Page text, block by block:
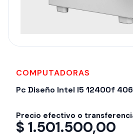
COMPUTADORAS
Pc Diseño Intel I5 12400f
Precio efectivo o
$ 1.501.500,00